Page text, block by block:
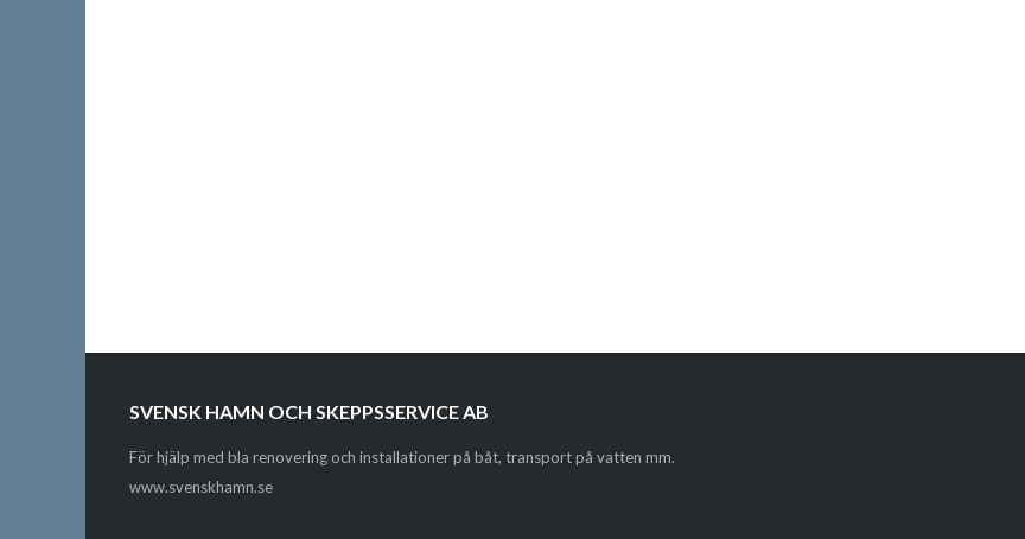
SVENSK HAMN OCH SKEPPSSERVICE AB
För hjälp med bla renovering och installationer på båt, transport på vatten mm.
www.svenskhamn.se